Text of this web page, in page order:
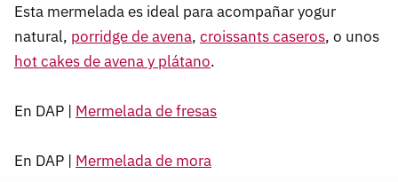
Esta mermelada es ideal para acompañar yogur
natural, porridge de avena, croissants caseros, o unos
hot cakes de avena y plátano.
En DAP | Mermelada de fresas
En DAP | Mermelada de mora